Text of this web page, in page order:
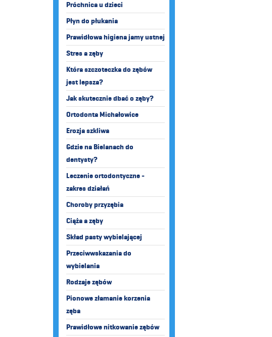
Próchnica u dzieci
Płyn do płukania
Prawidłowa higiena jamy ustnej
Stres a zęby
Która szczoteczka do zębów
jest lepsza?
Jak skutecznie dbać o zęby?
Ortodonta Michałowice
Erozja szkliwa
Gdzie na Bielanach do
dentysty?
Leczenie ortodontyczne -
zakres działań
Choroby przyzębia
Ciąża a zęby
Skład pasty wybielającej
Przeciwwskazania do
wybielania
Rodzaje zębów
Pionowe złamanie korzenia
zęba
Prawidłowe nitkowanie zębów